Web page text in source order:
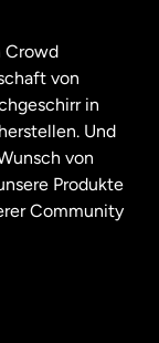
Crowd
von
in
Und
von
Produkte
Community